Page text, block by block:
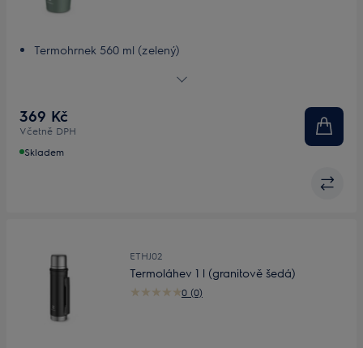
Termohrnek 560 ml (zelený)
369 Kč
Včetně DPH
Skladem
ETHJ02
0 (0)
Termoláhev 1 l (granitově šedá)